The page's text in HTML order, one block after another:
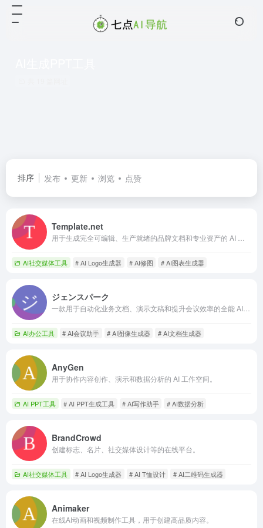
排序 发布 更新 浏览 点赞
Template.net
AI社交媒体工具 # AI Logo生成器 # AI修图 # AI图表生成器
ジェンスパーク
AI办公工具 # AI会议助手 # AI图像生成器 # AI文档生成器
AnyGen
用于协作内容创作、演示和数据分析的 AI 工作空间。
AI PPT工具 # AI PPT生成工具 # AI写作助手 # AI数据分析
BrandCrowd
创建标志、名片、社交媒体设计等的在线平台。
AI社交媒体工具 # AI Logo生成器 # AI T恤设计 # AI二维码生成器
Animaker
在线AI动画和视频制作工具，用于创建高品质内容。